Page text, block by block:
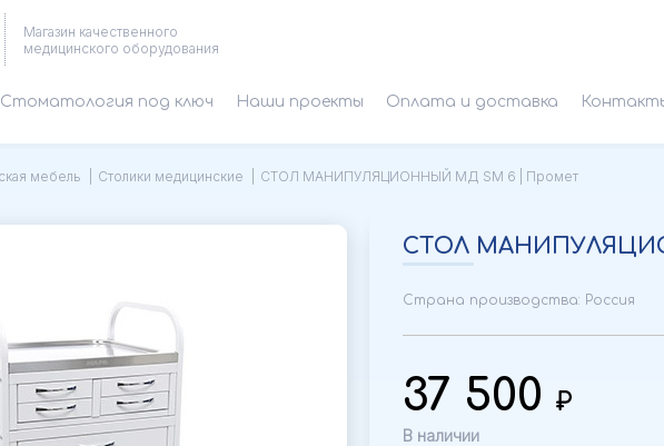
Магазин качественного
медицинского оборудования
Cтоматология под ключ Наши проекты Оплата и доставка
мебель Столики медицинские СТОЛ МАНИПУЛЯЦИОННЫЙ МД SM 6 | Промет
СТОЛ
Страна производства: Россия
37 500
В наличии